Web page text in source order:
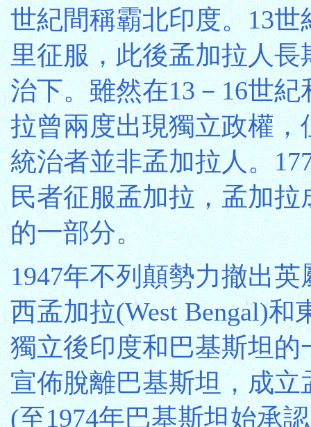
世紀間稱霸北印度。13世
里征服，此後孟加拉人長
治下。雖然在13－16世紀
拉曾兩度出現獨立政權，
統治者並非孟加拉人。
民者征服孟加拉，孟加拉
的一部分。
1947年不列顛勢力撤出
西孟加拉(West Bengal)和
獨立後印度和巴基斯坦的
宣佈脫離巴基斯坦，成立
(至1974年巴基斯坦始承